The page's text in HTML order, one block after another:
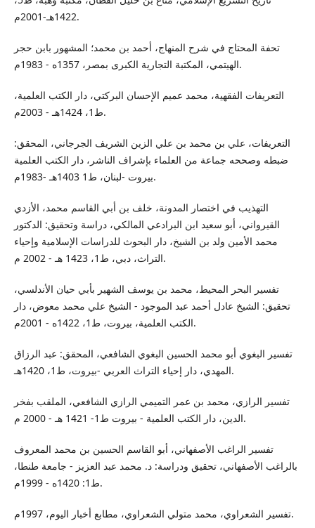
1422هـ-2001م.
تحفة المحتاج في شرح المنهاج، أحمد بن محمد؛ المشهور بابن حجر
الهيتمي، المكتبة التجارية الكبرى بمصر، 1357ه - 1983م.
التعريفات الفقهية، محمد عميم الإحسان البركتي، دار الكتب العلمية،
ط1، 1424هـ - 2003م.
التعريفات، علي بن محمد بن علي الزين الشريف الجرجاني، المحقق:
ضبطه وصححه جماعة من العلماء بإشراف الناشر، دار الكتب العلمية
بيروت -لبنان، ط1 1403هـ -1983م.
التهذيب في اختصار المدونة، خلف بن أبي القاسم محمد، الأزدي
القيرواني، أبو سعيد ابن البرادعي المالكي، دراسة وتحقيق: الدكتور
محمد الأمين ولد بن الشيخ، دار البحوث للدراسات الإسلامية وإحياء
التراث، دبي، ط1، 1423 هـ - 2002 م.
تفسير البحر المحيط، محمد بن يوسف الشهير بأبي حيان الأندلسي،
تحقيق: الشيخ عادل أحمد عبد الموجود - الشيخ علي محمد معوض، دار
الكتب العلمية، بيروت، ط1، 1422ه - 2001م.
تفسير البغوي أبو محمد الحسين البغوي الشافعي، المحقق: عبد الرزاق
المهدي، دار إحياء التراث العربي -بيروت، ط1، 1420هـ.
تفسير الرازي، محمد بن عمر التميمي الرازي الشافعي، الملقب بفخر
الدين، دار الكتب العلمية - بيروت ط1- 1421 هـ - 2000 م.
تفسير الراغب الأصفهاني، أبو القاسم الحسين بن محمد المعروف
بالراغب الأصفهاني، تحقيق ودراسة: د. محمد عبد العزيز - جامعة طنطا،
ط1: 1420ه - 1999م.
تفسير الشعراوي، محمد متولي الشعراوي، مطابع أخبار اليوم، 1997م.